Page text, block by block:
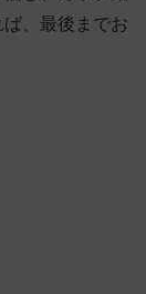
、最後までお